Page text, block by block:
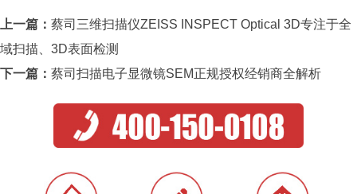
上一篇： 蔡司三维扫描仪ZEISS INSPECT Optical 3D专注于全
域扫描、3D表面检测
下一篇： 蔡司扫描电子显微镜SEM正规授权经销商全解析